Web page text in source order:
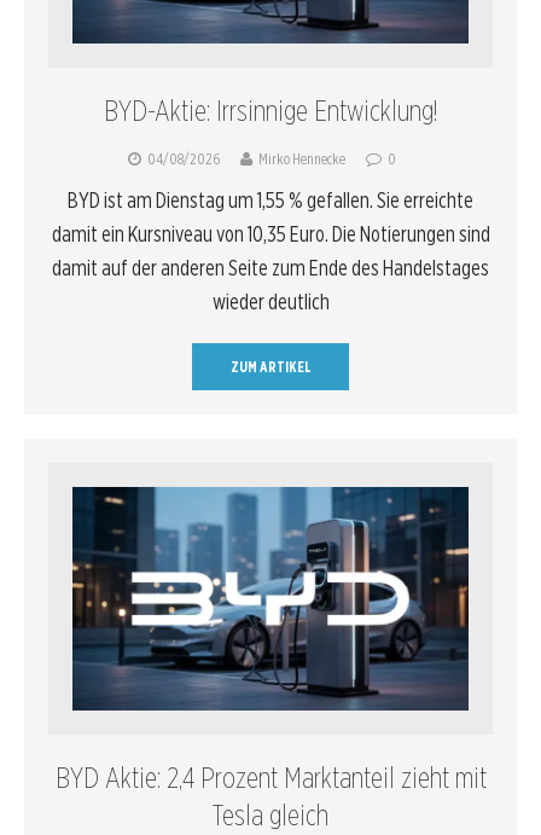
BYD-Aktie: Irrsinnige Entwicklung!
04/08/2026 Mirko Hennecke 0
BYD ist am Dienstag um 1,55 % gefallen. Sie erreichte
damit ein Kursniveau von 10,35 Euro. Die Notierungen sind
damit auf der anderen Seite zum Ende des Handelstages
wieder deutlich
ZUM ARTIKEL
BYD Aktie: 2,4 Prozent Marktanteil zieht mit
Tesla gleich